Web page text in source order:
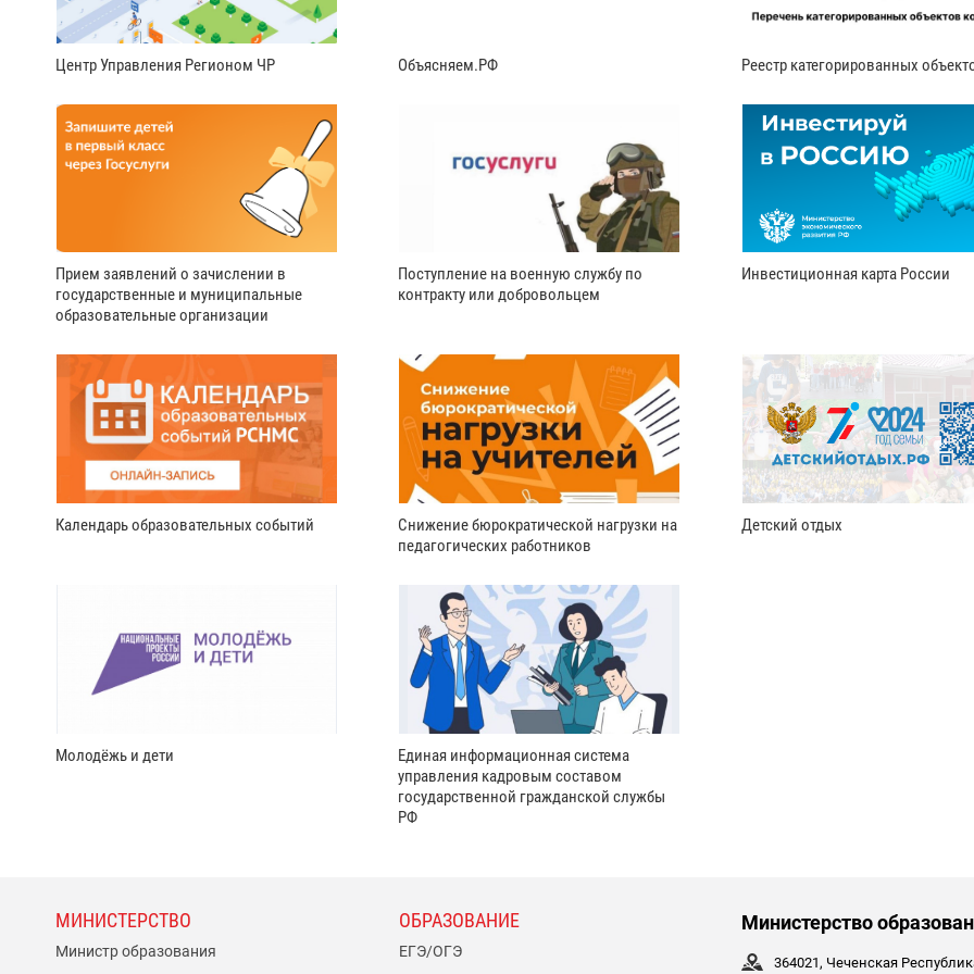
Центр Управления Регионом ЧР Объясняем.РФ Реестр категорированных
Прием заявлений о зачислении в
государственные и муниципальные
образовательные организации
Поступление на военную службу по
контракту или добровольцем
Инвестиционная карта России
Календарь образовательных событий
Снижение бюрократической нагрузки на
педагогических работников
Детский отдых
Молодёжь и дети
Единая информационная система
управления кадровым составом
государственной гражданской службы
РФ
МИНИСТЕРСТВО
Министр образования
ОБРАЗОВАНИЕ
ЕГЭ/ОГЭ
Министерство
364021, Чеченская